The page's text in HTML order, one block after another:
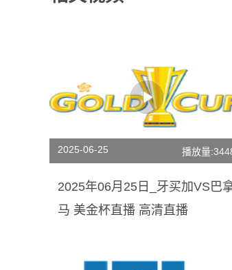
2025-06-25 播放量
2025年06月25日_牙买加VS巴
马 美金杯直播 高清直播